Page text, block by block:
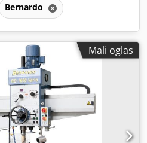
Bernardo
Mali oglas